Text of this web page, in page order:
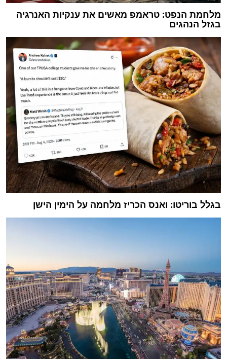
מלחמת הנפט: טראמפ מאשים את ענקיות האנרגיה
בגזל הנהגים
בגלל בוריטו: ואנס הכריז מלחמה על הימין הישן